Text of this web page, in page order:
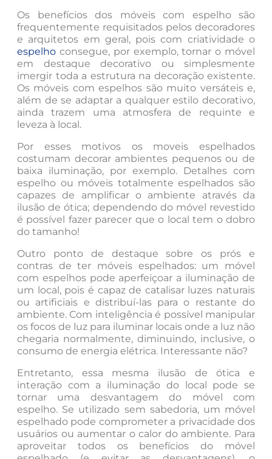
Os benefícios dos móveis com espelho são
frequentemente requisitados pelos decoradores
e arquitetos em geral, pois com criatividade o
espelho consegue, por exemplo, tornar o móvel
em destaque decorativo ou simplesmente
imergir toda a estrutura na decoração existente.
Os móveis com espelhos são muito versáteis e,
além de se adaptar a qualquer estilo decorativo,
ainda trazem uma atmosfera de requinte e
leveza à local.
Por esses motivos os moveis espelhados
costumam decorar ambientes pequenos ou de
baixa iluminação, por exemplo. Detalhes com
espelho ou móveis totalmente espelhados são
capazes de amplificar o ambiente através da
ilusão de ótica; dependendo do móvel revestido
é possível fazer parecer que o local tem o dobro
do tamanho!
Outro ponto de destaque sobre os prós e
contras de ter móveis espelhados: um móvel
com espelhos pode aperfeiçoar a iluminação de
um local, pois é capaz de catalisar luzes naturais
ou artificiais e distribuí-las para o restante do
ambiente. Com inteligência é possível manipular
os focos de luz para iluminar locais onde a luz não
chegaria normalmente, diminuindo, inclusive, o
consumo de energia elétrica. Interessante não?
Entretanto, essa mesma ilusão de ótica e
interação com a iluminação do local pode se
tornar uma desvantagem do móvel com
espelho. Se utilizado sem sabedoria, um móvel
espelhado pode comprometer a privacidade dos
usuários ou aumentar o calor do ambiente. Para
aproveitar todos os benefícios do móvel